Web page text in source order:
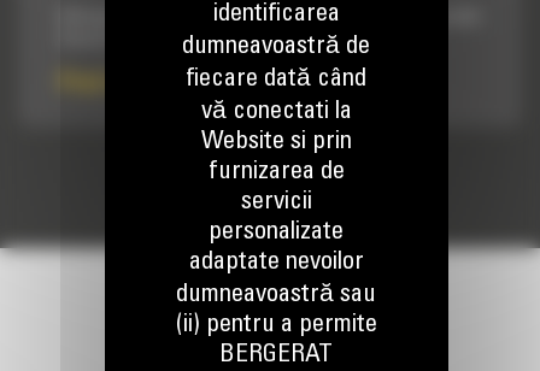
Utilizate pentru curatarea santurilor, taluzare, nivelare si alte
lucrari de finisare.
Pret la cerere
identificarea
dumneavoastră de
fiecare dată când
vă conectati la
Website si prin
furnizarea de
servicii
personalizate
adaptate nevoilor
dumneavoastră sau
(ii) pentru a permite
BERGERAT